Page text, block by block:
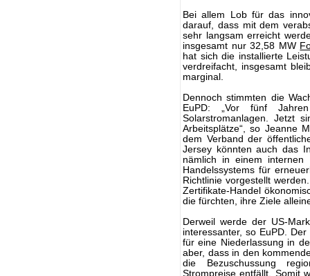
Bei allem Lob für das
darauf, dass mit dem
sehr langsam erreicht
insgesamt nur 32,58 MW
hat sich die installierte
verdreifacht, insgesamt
marginal.
Dennoch stimmten die
EuPD: „Vor fünf
Solarstromanlagen. Jetzt
Arbeitsplätze“, so Jeanne
dem Verband der
Jersey könnten auch das
nämlich in einem internen
Handelssystems für
Richtlinie vorgestellt
Zertifikate-Handel
die fürchten, ihre Ziele
Derweil werde der US-
interessanter, so EuPD.
für eine Niederlassung in
aber, dass in den
die Bezuschussung
Strompreise entfällt. Somit